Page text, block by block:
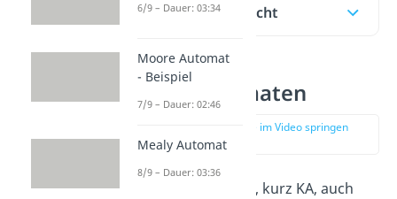
Inhaltsübersicht
Kellerautomaten
zur Stelle im Video springen
(00:11)
, kurz KA, auch
6/9 – Dauer: 03:34
Moore Automat
- Beispiel
7/9 – Dauer: 02:46
Mealy Automat
8/9 – Dauer: 03:36